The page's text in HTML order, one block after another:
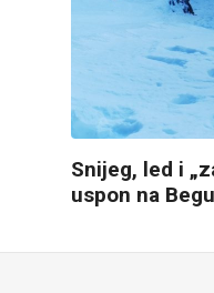
Snijeg, led i
uspon na